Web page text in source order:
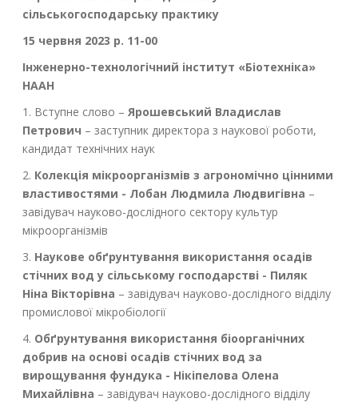
сільськогосподарську практику
15 червня 2023 р. 11-00
Інженерно-технологічний інститут «Біотехніка»
НААН
1. Вступне слово –Ярошевський Владислав
Петрович – заступник директора з наукової роботи,
кандидат технічних наук
2. Колекція мікроорганізмів з агрономічно цінними
властивостями - Лобан Людмила Людвигівна –
завідувач науково-дослідного сектору культур
мікроорганізмів
3. Наукове обґрунтування використання осадів
стічних вод у сільському господарстві - Пиляк
Ніна Вікторівна – завідувач науково-дослідного відділу
промислової мікробіології
4. Обґрунтування використання біоорганічних
добрив на основі осадів стічних вод за
вирощування фундука - Нікіпелова Олена
Михайлівна – завідувач науково-дослідного відділу